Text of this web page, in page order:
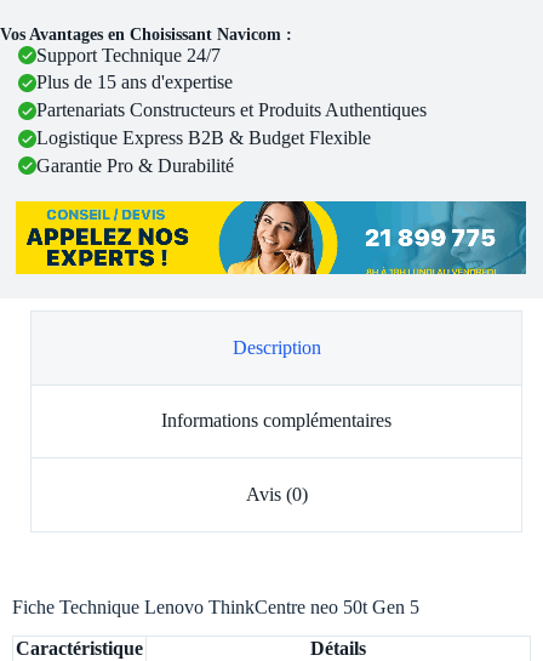
Vos Avantages en Choisissant Navicom :
Support Technique 24/7
Plus de 15 ans d'expertise
Partenariats Constructeurs et Produits Authentiques
Logistique Express B2B & Budget Flexible
Garantie Pro & Durabilité
Description
Informations complémentaires
Avis (0)
Fiche Technique Lenovo ThinkCentre neo 50t Gen 5
Caractéristique
Détails